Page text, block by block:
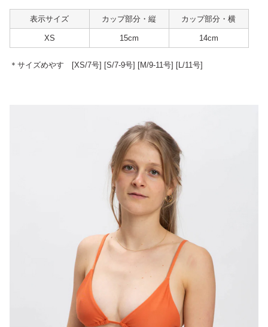
表示サイズ カップ部分・縦 カップ部分・横
XS 15cm 14cm
＊サイズめやす [XS/7号] [S/7-9号] [M/9-11号] [L/11号]